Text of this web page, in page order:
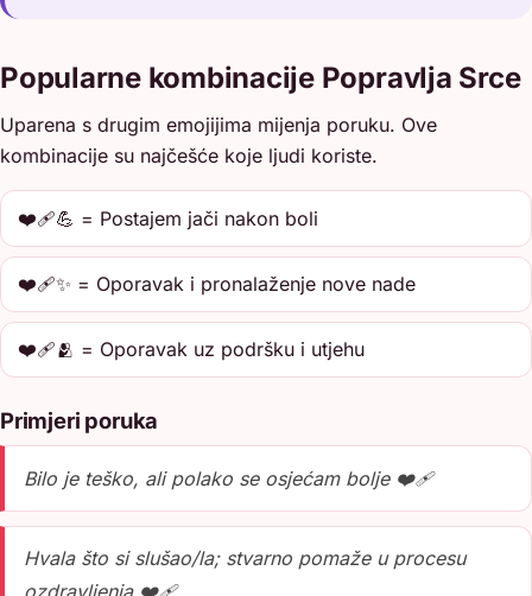
Popularne kombinacije Popravlja Srce
Uparena s drugim emojijima mijenja poruku. Ove
kombinacije su najčešće koje ljudi koriste.
❤️‍🩹💪 = Postajem jači nakon boli
❤️‍🩹✨ = Oporavak i pronalaženje nove nade
❤️‍🩹🫂 = Oporavak uz podršku i utjehu
Primjeri poruka
Bilo je teško, ali polako se osjećam bolje ❤️‍🩹
Hvala što si slušao/la; stvarno pomaže u procesu